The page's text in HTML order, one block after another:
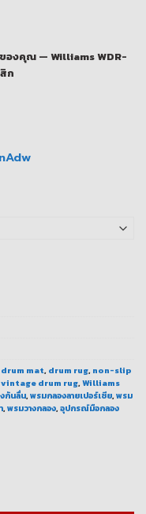
฿
องคุณ — Williams WDR-
ก
ยเปอร์เซียสุดหรู เสริมสไตล์ ชิ้น
drum mat, drum rug, non-slip
vintage drum rug,Williams
กันลื่น,พรมกลองลายเปอร์เซีย,พรม
,พรมวางกลอง,อุปกรณ์มือกลอง